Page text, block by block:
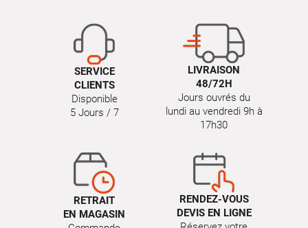
SERVICE
CLIENTS
Disponible
5 Jours / 7
LIVRAISON
48/72H
Jours ouvrés du
lundi au vendredi 9h à
17h30
RETRAIT
EN MAGASIN
RENDEZ-VOUS
DEVIS EN LIGNE